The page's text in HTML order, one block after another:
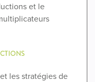
et le
les stratégies de